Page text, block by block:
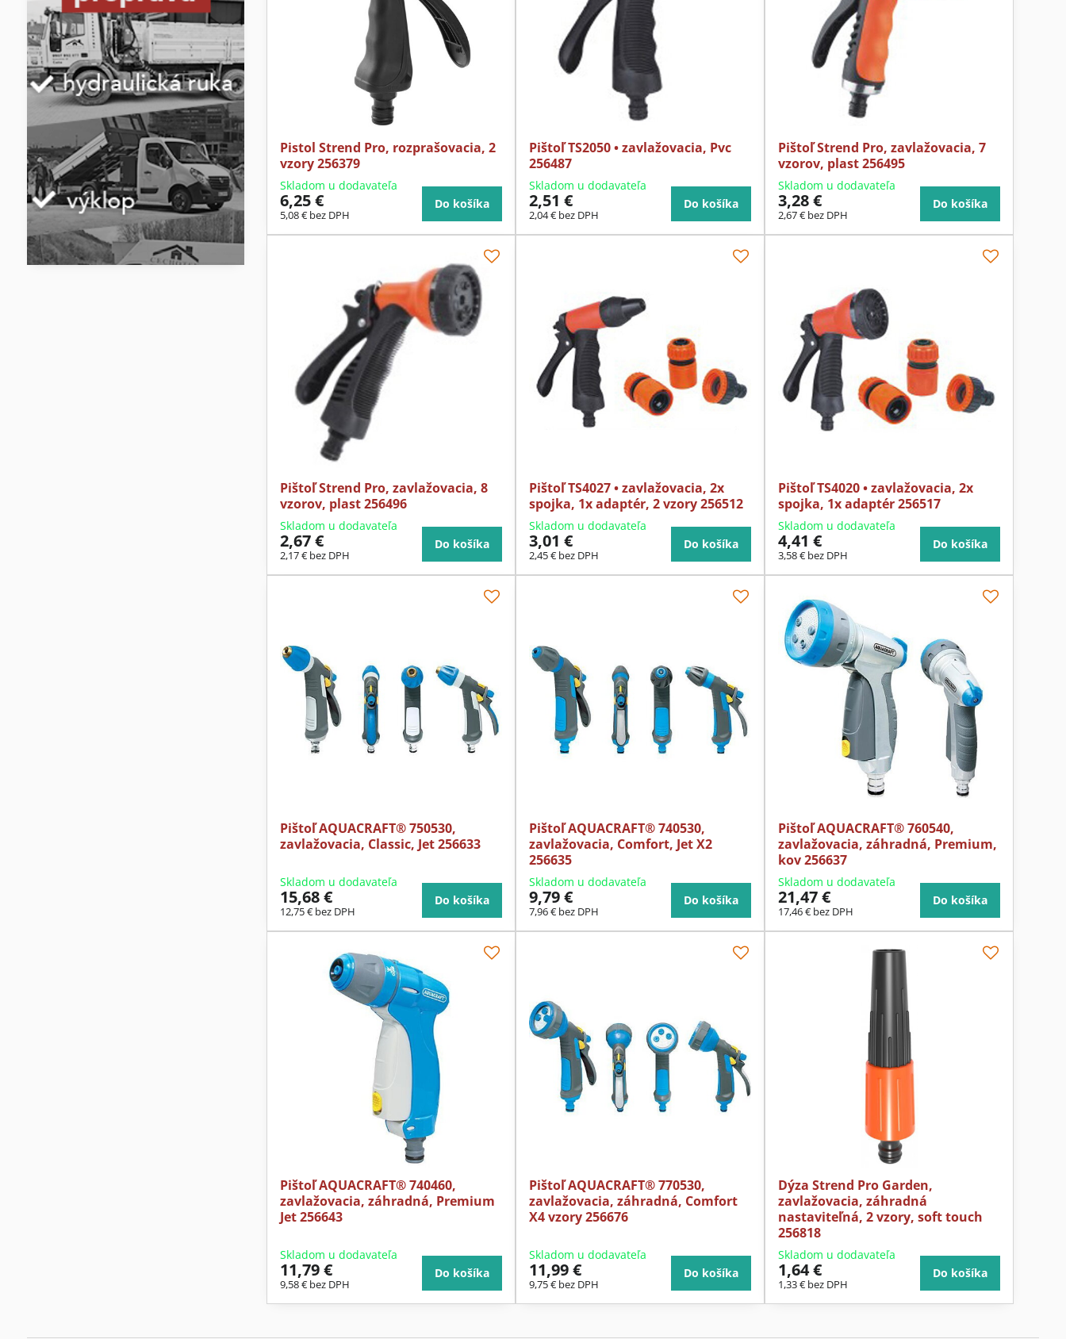
Pistol Strend Pro, rozprašovacia, 2
vzory 256379
Skladom u dodavateľa
6,25 €
5,08 € bez DPH
Do košíka
Pištoľ TS2050 • zavlažovacia, Pvc
256487
Skladom u dodavateľa
2,51 €
2,04 € bez DPH
Do košíka
Pištoľ Strend Pro, zavlažovacia, 7
vzorov, plast 256495
Skladom u dodavateľa
3,28 €
2,67 € bez DPH
Do košíka
Pištoľ Strend Pro, zavlažovacia, 8
vzorov, plast 256496
Skladom u dodavateľa
2,67 €
2,17 € bez DPH
Do košíka
Pištoľ TS4027 • zavlažovacia, 2x
spojka, 1x adaptér, 2 vzory 256512
Skladom u dodavateľa
3,01 €
2,45 € bez DPH
Do košíka
Pištoľ TS4020 • zavlažovacia, 2x
spojka, 1x adaptér 256517
Skladom u dodavateľa
4,41 €
3,58 € bez DPH
Do košíka
Pištoľ AQUACRAFT® 750530,
zavlažovacia, Classic, Jet 256633
Skladom u dodavateľa
15,68 €
12,75 € bez DPH
Do košíka
Pištoľ AQUACRAFT® 740530,
zavlažovacia, Comfort, Jet X2
256635
Skladom u dodavateľa
9,79 €
7,96 € bez DPH
Do košíka
Pištoľ AQUACRAFT® 760540,
zavlažovacia, záhradná, Premium,
kov 256637
Skladom u dodavateľa
21,47 €
17,46 € bez DPH
Do košíka
Pištoľ AQUACRAFT® 740460,
zavlažovacia, záhradná, Premium
Jet 256643
Skladom u dodavateľa
11,79 €
9,58 € bez DPH
Do košíka
Pištoľ AQUACRAFT® 770530,
zavlažovacia, záhradná, Comfort
X4 vzory 256676
Skladom u dodavateľa
11,99 €
9,75 € bez DPH
Do košíka
Dýza Strend Pro Garden,
zavlažovacia, záhradná
nastaviteľná, 2 vzory, soft touch
256818
Skladom u dodavateľa
1,64 €
1,33 € bez DPH
Do košíka